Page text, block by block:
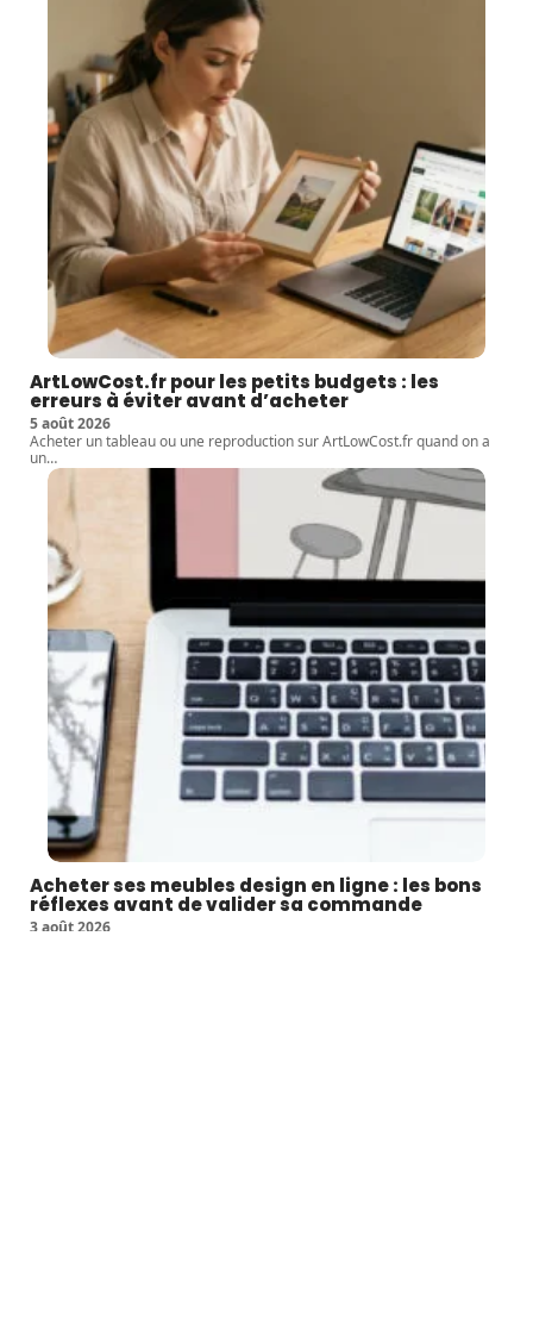
ArtLowCost.fr pour les petits budgets : les
erreurs à éviter avant d’acheter
5 août 2026
Acheter un tableau ou une reproduction sur ArtLowCost.fr quand on a
un…
Acheter ses meubles design en ligne : les bons
réflexes avant de valider sa commande
3 août 2026